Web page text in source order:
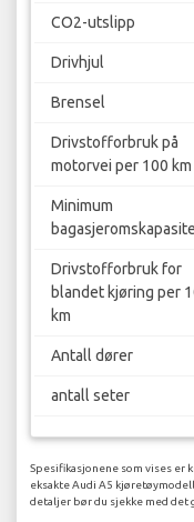
CO2-utslipp
Drivhjul
Brensel
Drivstofforbruk på
motorvei per 100 km
Minimum
Drivstofforbruk for
blandet kjøring per
km
Antall dører
antall seter
Spesifikasjonene som vises er
eksakte Audi A5
detaljer bør du sjekke med